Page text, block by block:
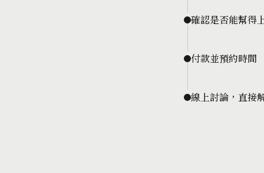
確認是否能幫得
付款並預約時間
線上討論，直接